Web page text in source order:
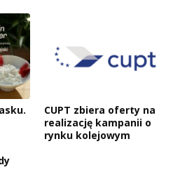
CUPT zbiera oferty na
realizację kampanii o
rynku kolejowym